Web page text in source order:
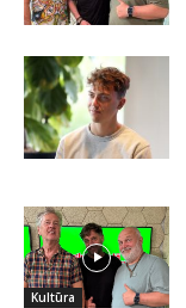
Kultūra